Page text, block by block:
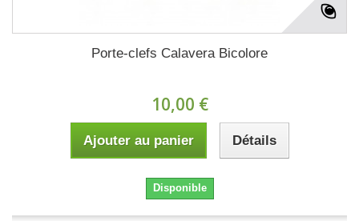
Porte-clefs Calavera Bicolore
10,00 €
Ajouter au panier Détails
Disponible